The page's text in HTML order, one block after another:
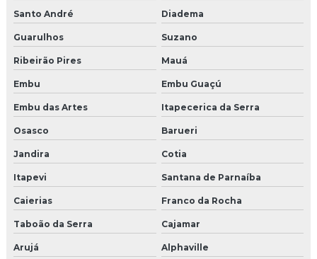
Agencia de live marketing
Empresas de brindes promocionais
Empresa que faz pet park
Empresas de brindes
Empresa de shows e eventos
Produtora de shows e eventos
Empresas de shows e eventos em sp
Produtora de eventos corporativos são paulo
Santo André Diadema
Guarulhos Suzano
Ribeirão Pires Mauá
Embu Embu Guaçú
Embu das Artes Itapecerica da Serra
Osasco Barueri
Jandira Cotia
Itapevi Santana de Parnaíba
Caierias Franco da Rocha
Taboão da Serra Cajamar
Arujá Alphaville